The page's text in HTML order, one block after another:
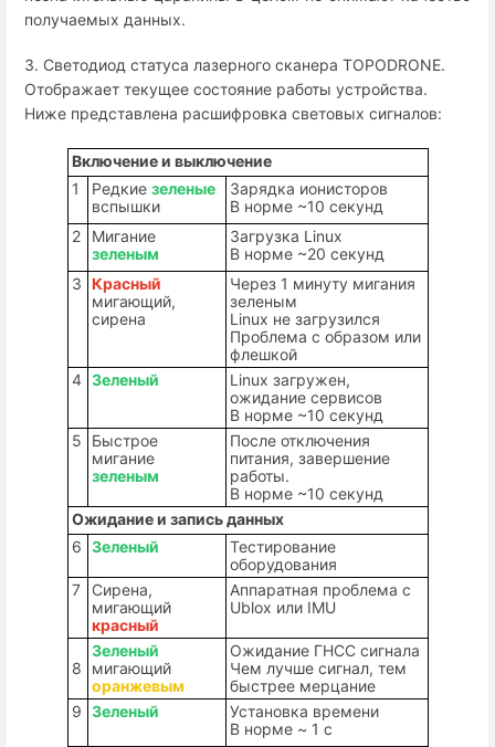
получаемых данных.
3. Светодиод статуса лазерного сканера TOPODRONE.
Отображает текущее состояние работы устройства.
Ниже представлена расшифровка световых сигналов:
Включение и выключение
1
Редкиезеленые
вспышки
Зарядка ионисторов
В норме ~10 секунд
2
Мигание
зеленым
Загрузка Linux
В норме ~20 секунд
3 Красный
мигающий,
сирена
Через 1 минуту мигания
зеленым
Linux не загрузился
Проблема с образом или
флешкой
4 Зеленый Linux загружен,
ожидание сервисов
В норме ~10 секунд
5
Быстрое
мигание
зеленым
После отключения
питания, завершение
работы.
В норме ~10 секунд
Ожидание и запись данных
6 Зеленый
Тестирование
оборудования
7
Сирена,
мигающий
красный
Аппаратная проблема с
Ublox или IMU
8
Зеленый
мигающий
оранжевым
Ожидание ГНСС сигнала
Чем лучше сигнал, тем
быстрее мерцание
9 Зеленый
Установка времени
В норме ~ 1 c